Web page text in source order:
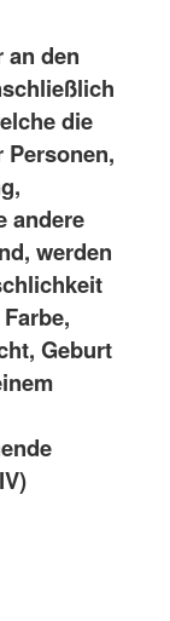
den
die
Personen,
andere
werden
Geburt